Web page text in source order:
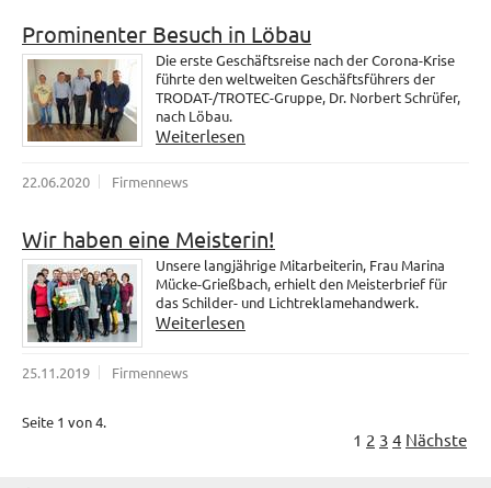
Prominenter Besuch in Löbau
Die erste Geschäftsreise nach der Corona-Krise
führte den weltweiten Geschäftsführers der
TRODAT-/TROTEC-Gruppe, Dr. Norbert Schrüfer,
nach Löbau.
Weiterlesen
22.06.2020 Firmennews
Wir haben eine Meisterin!
Unsere langjährige Mitarbeiterin, Frau Marina
Mücke-Grießbach, erhielt den Meisterbrief für
das Schilder- und Lichtreklamehandwerk.
Weiterlesen
25.11.2019 Firmennews
Seite 1 von 4.
1 2 3 4 Nächste